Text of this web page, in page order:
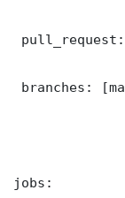
pull_request:
branches:
jobs: